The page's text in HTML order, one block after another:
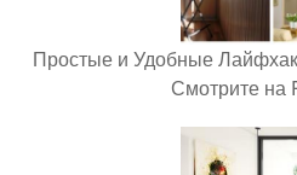
Простые и Удобные
Смотрите на